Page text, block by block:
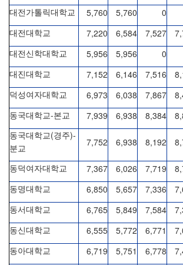
대전가톨릭대학교 5,760 5,760 0
대전대학교 7,220 6,584 7,527
대전신학대학교 5,956 5,956 0
대진대학교 7,152 6,146 7,516
덕성여자대학교 6,973 6,038 7,867
동국대학교-본교 7,939 6,938 8,384
동국대학교(경주)-
분교
7,752 6,938 8,192
동덕여자대학교 7,367 6,026 7,719
동명대학교 6,850 5,657 7,336
동서대학교 6,765 5,849 7,584
동신대학교 6,555 5,772 6,771
동아대학교 6,719 5,751 6,778